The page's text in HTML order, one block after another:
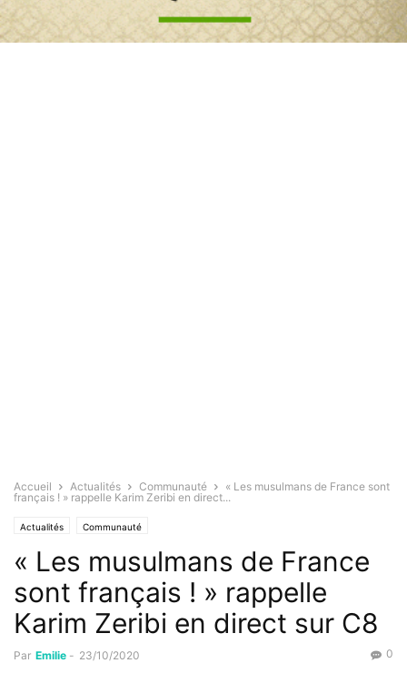
Accueil Actualités Communauté
« Les musulmans de France sont
français ! » rappelle Karim Zeribi en direct...
Actualités Communauté
« Les musulmans de France
sont français ! » rappelle
Karim Zeribi en direct sur C8
Par Emilie - 23/10/2020 0